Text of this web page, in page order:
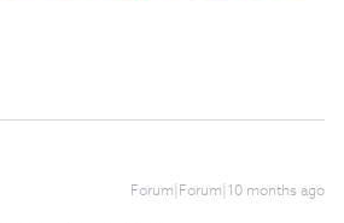
Forum|Forum|10 months ago